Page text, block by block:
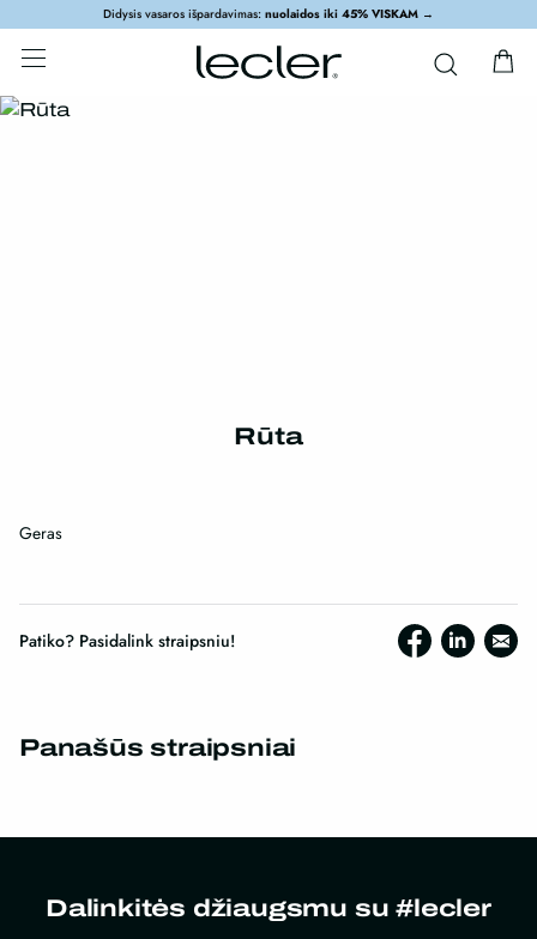
Didysis vasaros išpardavimas: nuolaidos iki 45% VISKAM →
Rūta
Geras
Patiko? Pasidalink straipsniu!
Panašūs straipsniai
Dalinkitės džiaugsmu su #lecler